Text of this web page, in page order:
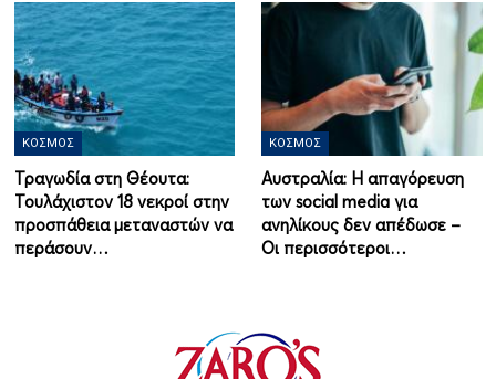
ΚΌΣΜΟΣ
Τραγωδία στη Θέουτα:
Τουλάχιστον 18 νεκροί στην
προσπάθεια μεταναστών να
περάσουν…
ΚΌΣΜΟΣ
Αυστραλία: Η απαγόρευση
των social media για
ανηλίκους δεν απέδωσε –
Οι περισσότεροι…